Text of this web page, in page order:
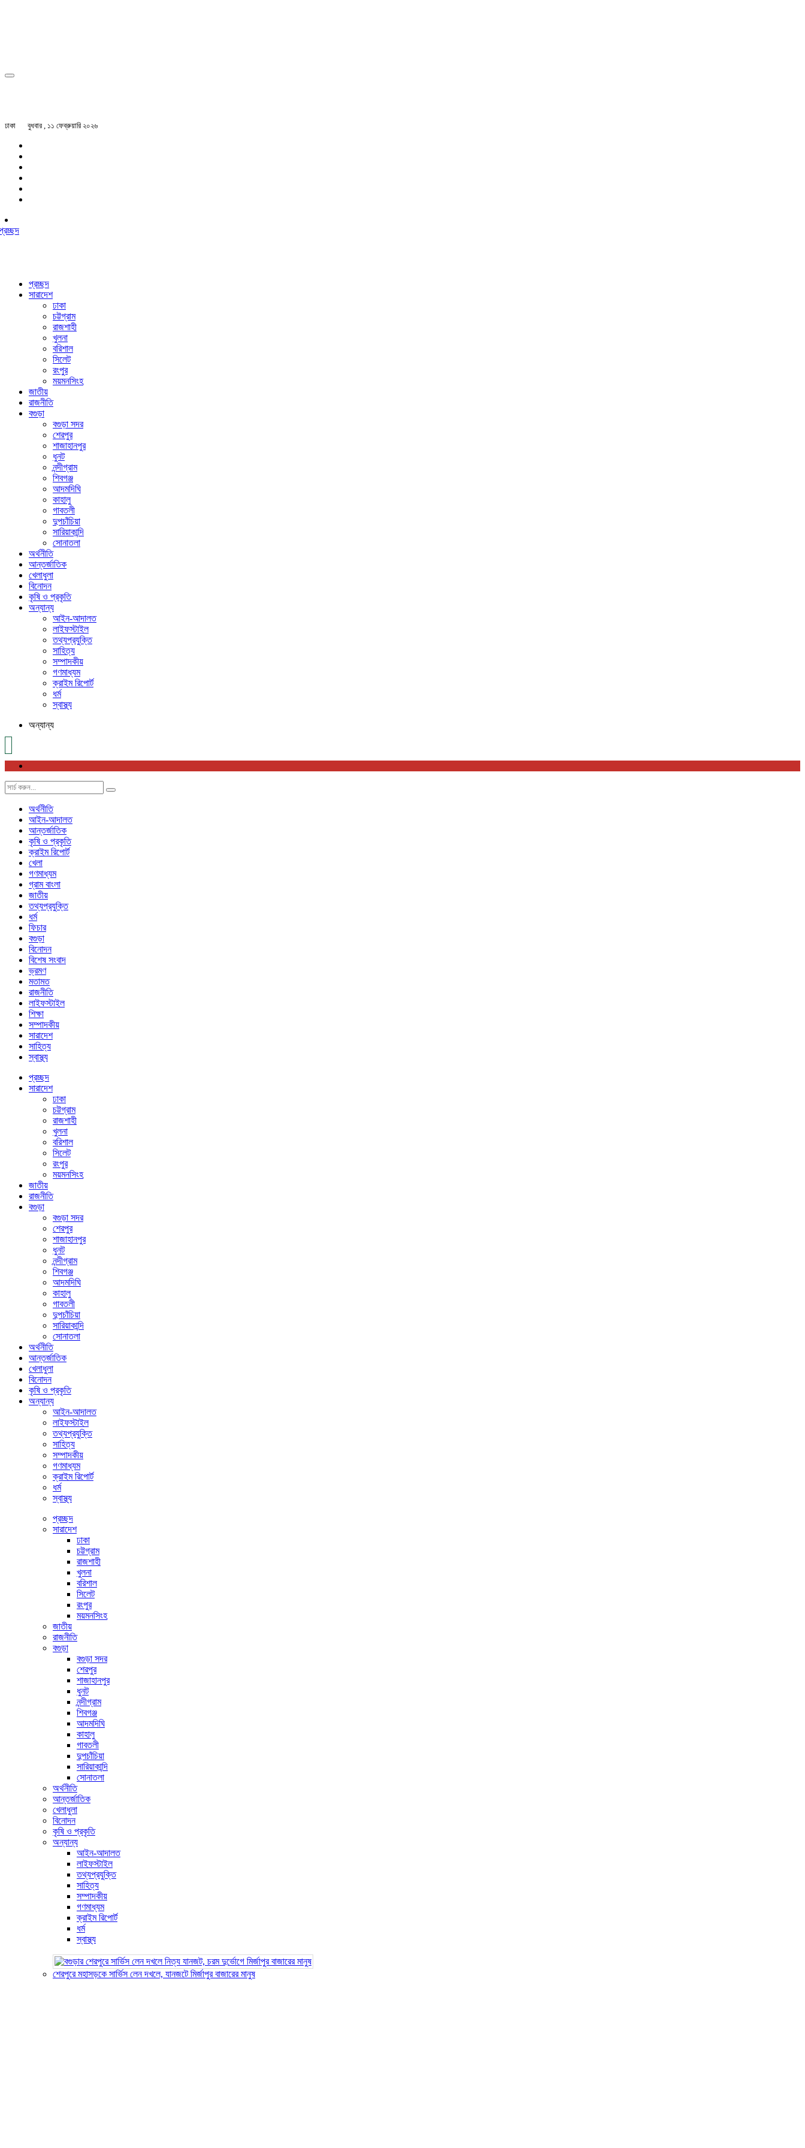
ঢাকা বুধবার , ১১ ফেব্রুয়ারি ২০২৬
প্রচ্ছদ
সারাদেশ
ঢাকা
চট্টগ্রাম
রাজশাহী
খুলনা
বরিশাল
সিলেট
রংপুর
ময়মনসিংহ
জাতীয়
রাজনীতি
বগুড়া
বগুড়া সদর
শেরপুর
শাজাহানপুর
ধুনট
নন্দীগ্রাম
শিবগঞ্জ
আদমদিঘি
কাহালু
গাবতলী
দুপচাঁচিয়া
সারিয়াকান্দি
সোনাতলা
অর্থনীতি
আন্তর্জাতিক
খেলাধুলা
বিনোদন
কৃষি ও প্রকৃতি
অন্যান্য
আইন-আদালত
লাইফস্টাইল
তথ্যপ্রযুক্তি
সাহিত্য
সম্পাদকীয়
গণমাধ্যম
ক্রাইম রিপোর্ট
ধর্ম
স্বাস্থ্য
অন্যান্য
অর্থনীতি
আইন-আদালত
আন্তর্জাতিক
কৃষি ও প্রকৃতি
ক্রাইম রিপোর্ট
খেলা
গণমাধ্যম
গ্রাম বাংলা
জাতীয়
তথ্যপ্রযুক্তি
ধর্ম
ফিচার
বগুড়া
বিনোদন
বিশেষ সংবাদ
ভ্রমণ
মতামত
রাজনীতি
লাইফস্টাইল
শিক্ষা
সম্পাদকীয়
সারাদেশ
সাহিত্য
স্বাস্থ্য
প্রচ্ছদ
সারাদেশ
ঢাকা
চট্টগ্রাম
রাজশাহী
খুলনা
বরিশাল
সিলেট
রংপুর
ময়মনসিংহ
জাতীয়
রাজনীতি
বগুড়া
বগুড়া সদর
শেরপুর
শাজাহানপুর
ধুনট
নন্দীগ্রাম
শিবগঞ্জ
আদমদিঘি
কাহালু
গাবতলী
দুপচাঁচিয়া
সারিয়াকান্দি
সোনাতলা
অর্থনীতি
আন্তর্জাতিক
খেলাধুলা
বিনোদন
কৃষি ও প্রকৃতি
অন্যান্য
আইন-আদালত
লাইফস্টাইল
তথ্যপ্রযুক্তি
সাহিত্য
সম্পাদকীয়
গণমাধ্যম
ক্রাইম রিপোর্ট
ধর্ম
স্বাস্থ্য
প্রচ্ছদ
সারাদেশ
ঢাকা
চট্টগ্রাম
রাজশাহী
খুলনা
বরিশাল
সিলেট
রংপুর
ময়মনসিংহ
জাতীয়
রাজনীতি
বগুড়া
বগুড়া সদর
শেরপুর
শাজাহানপুর
ধুনট
নন্দীগ্রাম
শিবগঞ্জ
আদমদিঘি
কাহালু
গাবতলী
দুপচাঁচিয়া
সারিয়াকান্দি
সোনাতলা
অর্থনীতি
আন্তর্জাতিক
খেলাধুলা
বিনোদন
কৃষি ও প্রকৃতি
অন্যান্য
আইন-আদালত
লাইফস্টাইল
তথ্যপ্রযুক্তি
সাহিত্য
সম্পাদকীয়
গণমাধ্যম
ক্রাইম রিপোর্ট
ধর্ম
স্বাস্থ্য
শেরপুরে মহাসড়কে সার্ভিস লেন দখলে, যানজটে মির্জাপুর বাজারের মানুষ